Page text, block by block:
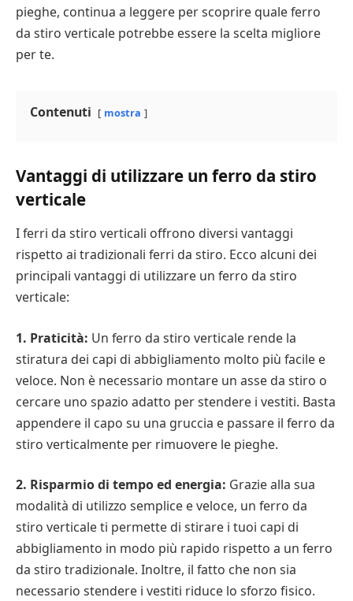
pieghe, continua a leggere per scoprire quale ferro
da stiro verticale potrebbe essere la scelta migliore
per te.
Contenuti mostra
Vantaggi di utilizzare un ferro da stiro
verticale
I ferri da stiro verticali offrono diversi vantaggi
rispetto ai tradizionali ferri da stiro. Ecco alcuni dei
principali vantaggi di utilizzare un ferro da stiro
verticale:
1. Praticità: Un ferro da stiro verticale rende la
stiratura dei capi di abbigliamento molto più facile e
veloce. Non è necessario montare un asse da stiro o
cercare uno spazio adatto per stendere i vestiti. Basta
appendere il capo su una gruccia e passare il ferro da
stiro verticalmente per rimuovere le pieghe.
2. Risparmio di tempo ed energia: Grazie alla sua
modalità di utilizzo semplice e veloce, un ferro da
stiro verticale ti permette di stirare i tuoi capi di
abbigliamento in modo più rapido rispetto a un ferro
da stiro tradizionale. Inoltre, il fatto che non sia
necessario stendere i vestiti riduce lo sforzo fisico.